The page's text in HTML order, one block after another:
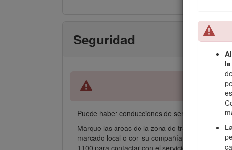
Seguridad
Puede haber conducciones de servicios
Marque las áreas de la zona de trabajo que
marcado local o con su compañía de
1100 para contactar con el servicio de marcado